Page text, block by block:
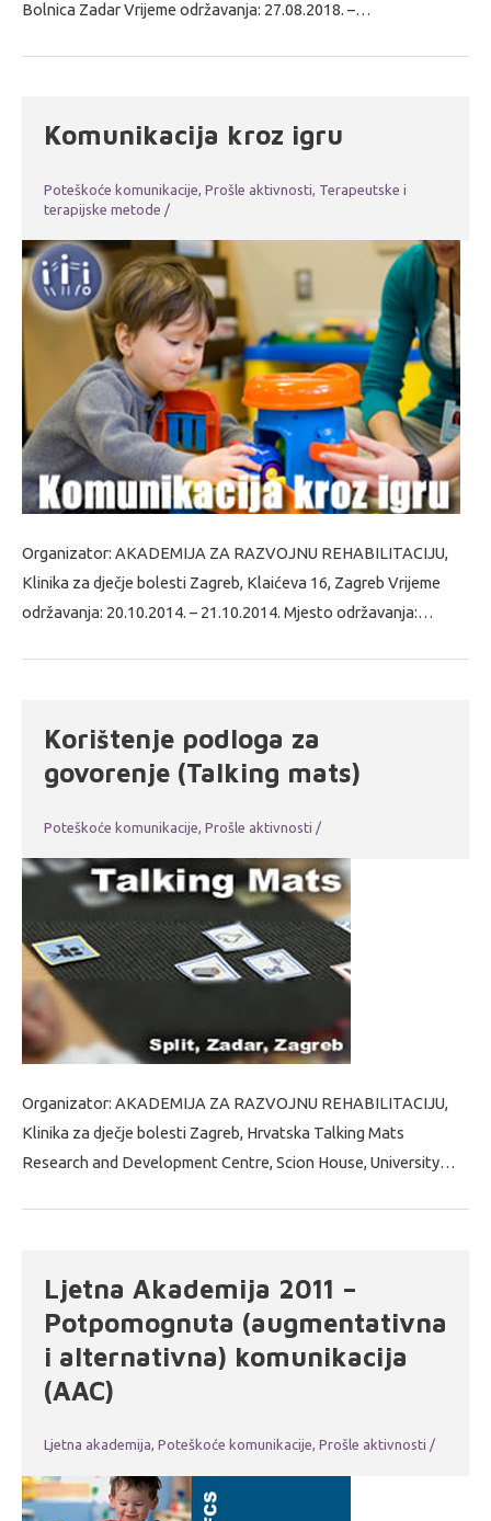
Bolnica Zadar Vrijeme održavanja: 27.08.2018. –…
Komunikacija kroz igru
Poteškoće komunikacije, Prošle aktivnosti, Terapeutske i
terapijske metode /
Organizator: AKADEMIJA ZA RAZVOJNU REHABILITACIJU,
Klinika za dječje bolesti Zagreb, Klaićeva 16, Zagreb Vrijeme
održavanja: 20.10.2014. – 21.10.2014. Mjesto održavanja:…
Korištenje podloga za
govorenje (Talking mats)
Poteškoće komunikacije Prošle aktivnosti /
Organizator: AKADEMIJA ZA RAZVOJNU REHABILITACIJU,
Klinika za dječje bolesti Zagreb, Hrvatska Talking Mats
Research and Development Centre, Scion House, University…
Ljetna Akademija 2011 –
Potpomognuta (augmentativna
i alternativna) komunikacija
(AAC)
Ljetna akademija, Poteškoće komunikacije, Prošle aktivnosti /